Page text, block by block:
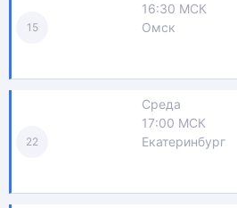
15
16:30 МСК
Омск
22
Среда
17:00 МСК
Екатеринбург